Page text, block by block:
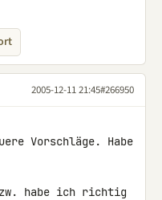
2005-12-11 21:45#266950
Vorschläge. Habe
habe ich richtig